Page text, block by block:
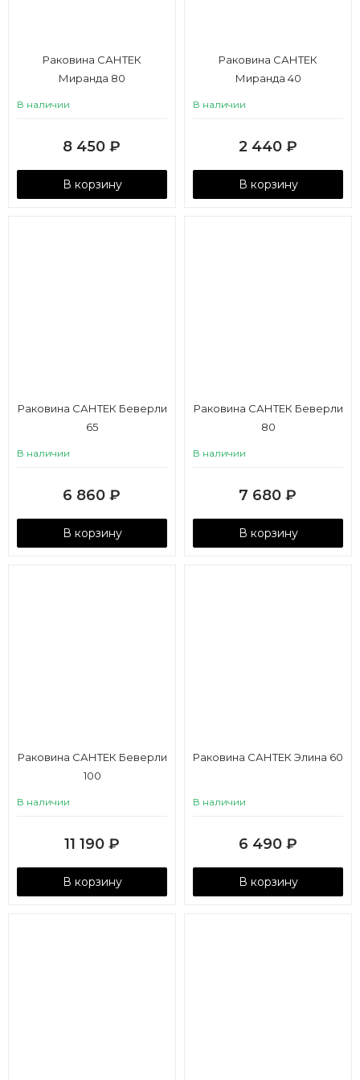
Раковина САНТЕК
Миранда 80
В наличии
8 450 ₽
В корзину
Раковина САНТЕК
Миранда 40
В наличии
2 440 ₽
В корзину
Раковина САНТЕК Беверли
65
В наличии
6 860 ₽
В корзину
Раковина САНТЕК Беверли
80
В наличии
7 680 ₽
В корзину
Раковина САНТЕК Беверли
100
В наличии
11 190 ₽
В корзину
Раковина САНТЕК Элина 60
В наличии
6 490 ₽
В корзину